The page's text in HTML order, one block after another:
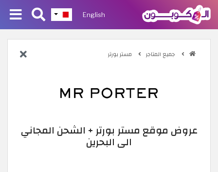
English
جميع المتاجر مستر بورتر
عروض موقع مستر بورتر + الشحن المجاني
الى البحرين